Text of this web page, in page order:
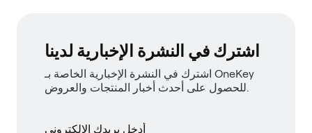
اشترك في النشرة الإخبارية لدينا
اشترك في النشرة الإخبارية الخاصة بـ OneKey
للحصول على أحدث أخبار المنتجات والعروض.